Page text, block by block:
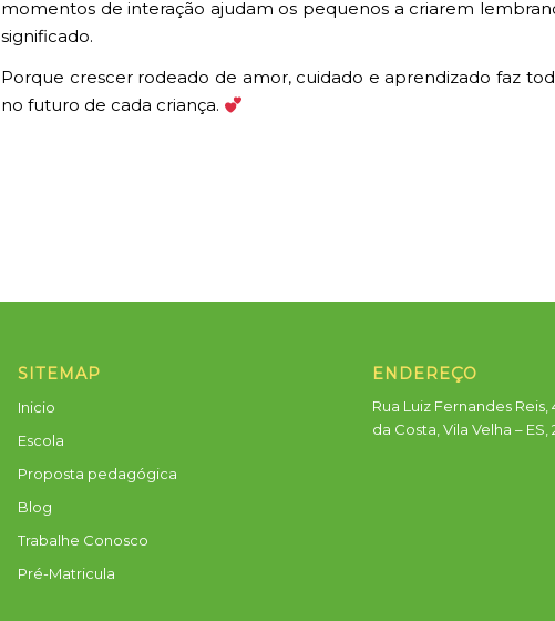
momentos de interação ajudam os pequenos a criarem
significado.
Porque crescer rodeado de amor, cuidado e aprendizado faz
no futuro de cada criança.
SITEMAP
Inicio
Escola
Proposta pedagógica
Blog
Trabalhe Conosco
Pré-Matricula
ENDEREÇO
Rua Luiz Fernandes Reis,
da Costa, Vila Velha – ES,